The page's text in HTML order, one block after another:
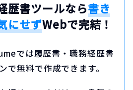
歴書ツールなら書き
にせずWebで完結！
では履歴書・職務経歴書
で無料で作成できます。